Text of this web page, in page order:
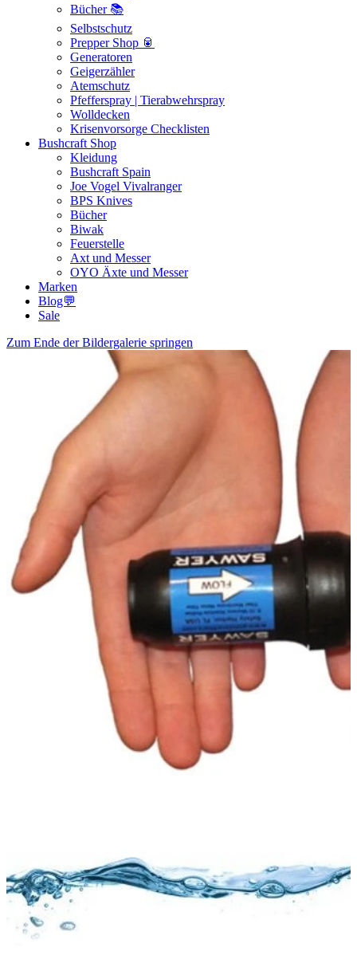
Bücher 📚
Selbstschutz
Prepper Shop 🥫
Generatoren
Geigerzähler
Atemschutz
Pfefferspray | Tierabwehrspray
Wolldecken
Krisenvorsorge Checklisten
Bushcraft Shop
Kleidung
Bushcraft Spain
Joe Vogel Vivalranger
BPS Knives
Bücher
Biwak
Feuerstelle
Axt und Messer
OYO Äxte und Messer
Marken
Blog💬
Sale
Zum Ende der Bildergalerie springen